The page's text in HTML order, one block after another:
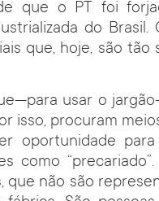
que o PT foi
do
que, hoje, são
usar o
isso, procuram
oportunidade
como
que não são